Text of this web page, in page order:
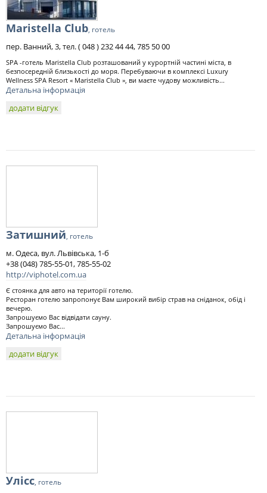
Maristella Club, готель
пер. Ванний, 3, тел. ( 048 ) 232 44 44, 785 50 00
SPA -готель Maristella Club розташований у курортній частині міста, в
безпосередній близькості до моря. Перебуваючи в комплексі Luxury
Wellness SPA Resort « Maristella Club », ви маєте чудову можливість...
Детальна інформація
додати відгук
Затишний, готель
м. Одеса, вул. Львівська, 1-б
+38 (048) 785-55-01, 785-55-02
http://viphotel.com.ua
Є стоянка для авто на території готелю.
Ресторан готелю запропонує Вам широкий вибір страв на сніданок, обід і
вечерю.
Запрошуємо Вас відвідати сауну.
Запрошуємо Вас...
Детальна інформація
додати відгук
Улісс, готель